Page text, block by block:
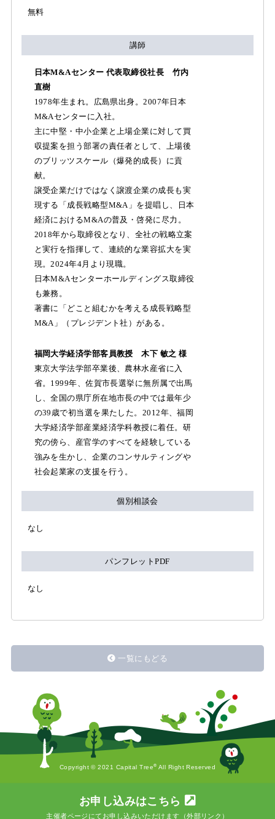
無料
講師
日本M&Aセンター 代表取締役社長 竹内
直樹
1978年生まれ。広島県出身。2007年日本
M&Aセンターに入社。
主に中堅・中小企業と上場企業に対して買
収提案を担う部署の責任者として、上場後
のブリッツスケール（爆発的成長）に貢
献。
譲受企業だけではなく譲渡企業の成長も実
現する「成長戦略型M&A」を提唱し、日本
経済におけるM&Aの普及・啓発に尽力。
2018年から取締役となり、全社の戦略立案
と実行を指揮して、連続的な業容拡大を実
現。2024年4月より現職。
日本M&Aセンターホールディングス取締役
も兼務。
著書に「どこと組むかを考える成長戦略型
M&A」（プレジデント社）がある。
福岡大学経済学部客員教授 木下 敏之 様
東京大学法学部卒業後、農林水産省に入
省。1999年、佐賀市長選挙に無所属で出馬
し、全国の県庁所在地市長の中では最年少
の39歳で初当選を果たした。2012年、福岡
大学経済学部産業経済学科教授に着任。研
究の傍ら、産官学のすべてを経験している
強みを生かし、企業のコンサルティングや
社会起業家の支援を行う。
個別相談会
なし
パンフレットPDF
なし
お申し込みはこちら
主催者ページにてお申し込みいただけます（外部リンク）
一覧にもどる
Copyright © 2021 Capital Tree® All Right Reserved